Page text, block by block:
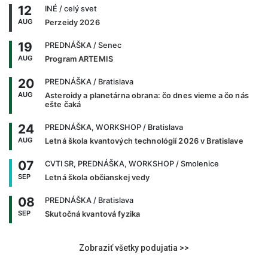
12
AUG
INÉ / celý svet
Perzeidy 2026
19
AUG
PREDNÁŠKA / Senec
Program ARTEMIS
20
AUG
PREDNÁŠKA / Bratislava
Asteroidy a planetárna obrana: čo dnes vieme a čo nás
ešte čaká
24
AUG
PREDNÁŠKA, WORKSHOP / Bratislava
Letná škola kvantových technológií 2026 v Bratislave
07
SEP
CVTI SR, PREDNÁŠKA, WORKSHOP / Smolenice
Letná škola občianskej vedy
08
SEP
PREDNÁŠKA / Bratislava
Skutočná kvantová fyzika
Zobraziť všetky podujatia >>